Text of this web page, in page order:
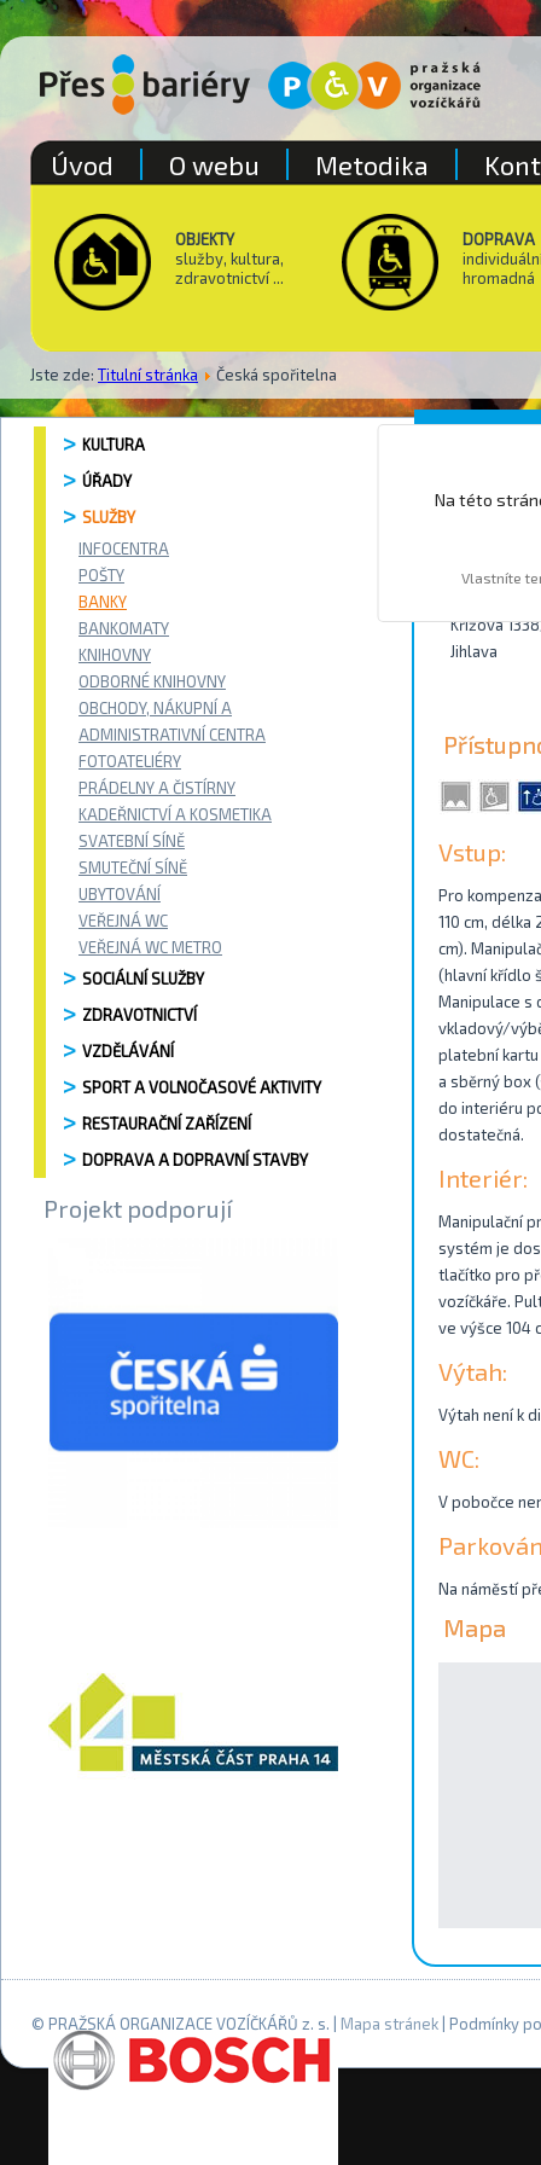
OBJEKTY
služby, kultura,
zdravotnictví ...
DOPRAVA
hromadná
Jste zde: Titulní stránka Česká spořitelna
Úvod O webu Metodika
KULTURA
ÚŘADY
SLUŽBY
INFOCENTRA
POŠTY
BANKY
BANKOMATY
KNIHOVNY
ODBORNÉ KNIHOVNY
OBCHODY, NÁKUPNÍ A
ADMINISTRATIVNÍ CENTRA
FOTOATELIÉRY
PRÁDELNY A ČISTÍRNY
KADEŘNICTVÍ A KOSMETIKA
SVATEBNÍ SÍNĚ
SMUTEČNÍ SÍNĚ
UBYTOVÁNÍ
VEŘEJNÁ WC
VEŘEJNÁ WC METRO
SOCIÁLNÍ SLUŽBY
ZDRAVOTNICTVÍ
VZDĚLÁVÁNÍ
SPORT A VOLNOČASOVÉ AKTIVITY
RESTAURAČNÍ ZAŘÍZENÍ
DOPRAVA A DOPRAVNÍ STAVBY
Projekt podporují
Křížová
Jihlava
Vstup:
Pro
110 cm,
cm).
(hlavní křídlo
Manipulace s
vkladový/
platební kartu
a sběrný box
do interiéru
dostatečná.
Interiér:
Manipulační
systém je
tlačítko pro
vozíčkáře.
ve výšce 104
Výtah:
Výtah není k
WC:
V pobočce
Na náměstí
Mapa
Na této
Vlastníte
© PRAŽSKÁ ORGANIZACE VOZÍČKÁŘŮ z. s. | Mapa stránek | Podmínky